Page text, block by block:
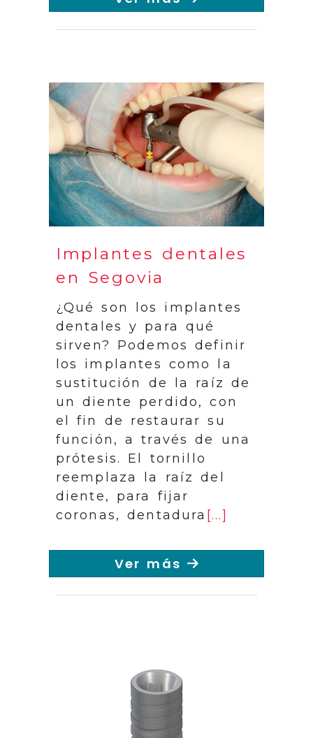
Implantes dentales
en Segovia
¿Qué son los implantes
dentales y para qué
sirven? Podemos definir
los implantes como la
sustitución de la raíz de
un diente perdido, con
el fin de restaurar su
función, a través de una
prótesis. El tornillo
reemplaza la raíz del
diente, para fijar
coronas, dentadura [...]
Ver más